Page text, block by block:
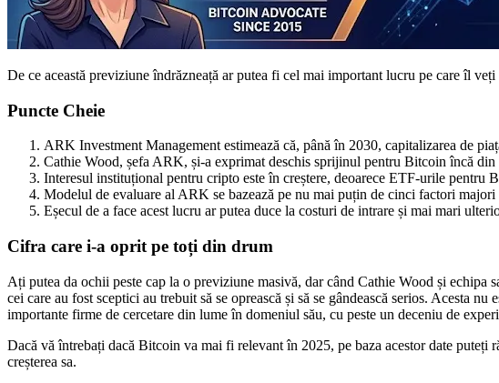
De ce această previziune îndrăzneață ar putea fi cel mai important lucru pe care îl
Puncte Cheie
ARK Investment Management estimează că, până în 2030, capitalizarea de
Cathie Wood, șefa ARK, și-a exprimat deschis sprijinul pentru Bitcoin încă
Interesul instituțional pentru cripto este în creștere, deoarece ETF-urile pentru
Modelul de evaluare al ARK se bazează pe nu mai puțin de cinci factori majori
Eșecul de a face acest lucru ar putea duce la costuri de intrare și mai mari
Cifra care i-a oprit pe toți din drum
Ați putea da ochii peste cap la o previziune masivă, dar când Cathie Wood și
cei care au fost sceptici au trebuit să se oprească și să se gândească serios. Acesta
importante firme de cercetare din lume în domeniul său, cu peste un deceniu de
Dacă vă întrebați dacă Bitcoin va mai fi relevant în 2025, pe baza acestor date puteți
creșterea sa.